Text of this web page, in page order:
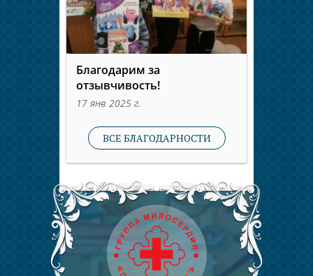
Благодарим за
отзывчивость!
17 янв 2025 г.
ВСЕ БЛАГОДАРНОСТИ